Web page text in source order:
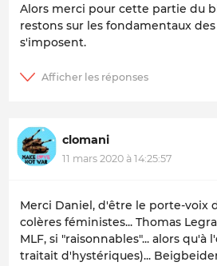
Alors merci pour cette partie du
restons sur les fondamentaux
s'imposent.
clomani
11 mars 2020 à 14:25:57
Merci Daniel, d'être le porte-voix
colères féministes... Thomas
MLF, si "raisonnables"... alors qu'à
traitait d'hystériques)...